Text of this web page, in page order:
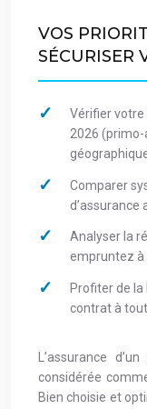
VOS
SÉCURISER
Vérifier votre
2026
Comparer
d’assurance
Analyser la
empruntez à
Profiter de
contrat à
L’assurance
considérée
Bien choisie et